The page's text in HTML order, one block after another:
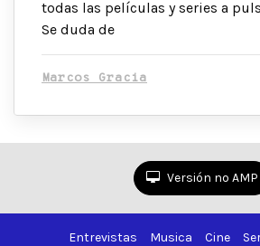
todas las películas y series a
Se duda de
Marcos Gracia
Versión no AMP
Entrevistas Musica Cine